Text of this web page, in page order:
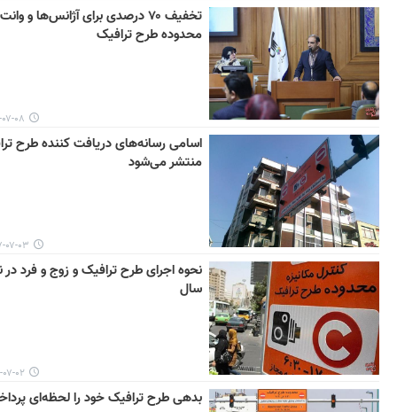
تخفیف ۷۰ درصدی برای آژانس‌ها و
محدوده طرح ترافیک
۱۳۹۷-
اسامی رسانه‌های دریافت کننده طرح
منتشر می‌شود
۱۳۹۷-۰۷-
نحوه اجرای طرح ترافیک و زوج و فرد در
سال
۱۳۹۷-
بدهی طرح ترافیک خود را لحظه‌ای